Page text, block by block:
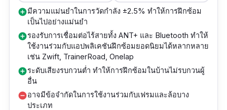
add_circleมีความแม่นยำในการวัดกำลัง ±2.5% ทำให้การฝึกซ้อม
เป็นไปอย่างแม่นยำ
add_circleรองรับการเชื่อมต่อไร้สายทั้ง ANT+ และ Bluetooth ทำให้
ใช้งานร่วมกับแอปพลิเคชันฝึกซ้อมยอดนิยมได้หลากหลาย
เช่น Zwift, TrainerRoad, Onelap
add_circleระดับเสียงรบกวนต่ำ ทำให้การฝึกซ้อมในบ้านไม่รบกวนผู้
อื่น
remove_circleอาจมีข้อจำกัดในการใช้งานร่วมกับเฟรมและล้อบาง
ประเภท